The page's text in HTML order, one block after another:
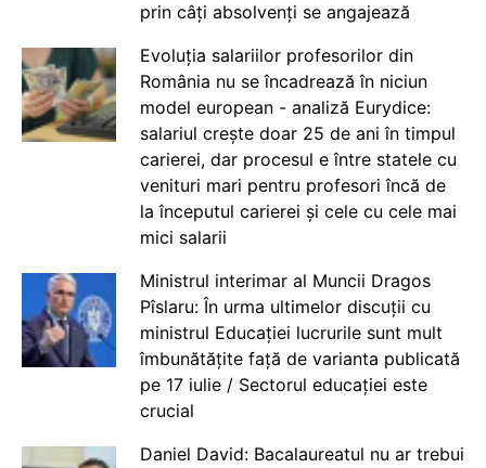
prin câți absolvenți se angajează
Evoluția salariilor profesorilor din
România nu se încadrează în niciun
model european - analiză Eurydice:
salariul crește doar 25 de ani în timpul
carierei, dar procesul e între statele cu
venituri mari pentru profesori încă de
la începutul carierei și cele cu cele mai
mici salarii
Ministrul interimar al Muncii Dragos
Pîslaru: În urma ultimelor discuții cu
ministrul Educației lucrurile sunt mult
îmbunătățite față de varianta publicată
pe 17 iulie / Sectorul educației este
crucial
Daniel David: Bacalaureatul nu ar trebui